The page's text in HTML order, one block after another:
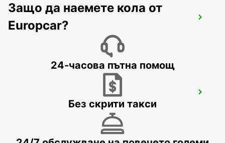
ALBACETE
ALBACETE - SPAIN
ALICANTE - SPAIN
Защо да наемете кола от
Europcar?
24-часова пътна помощ
Без скрити такси